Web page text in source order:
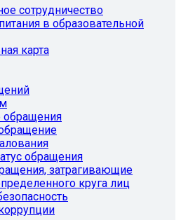
сотрудничество
в образовательной
карта
обращения
обращения
затрагивающие
круга лиц